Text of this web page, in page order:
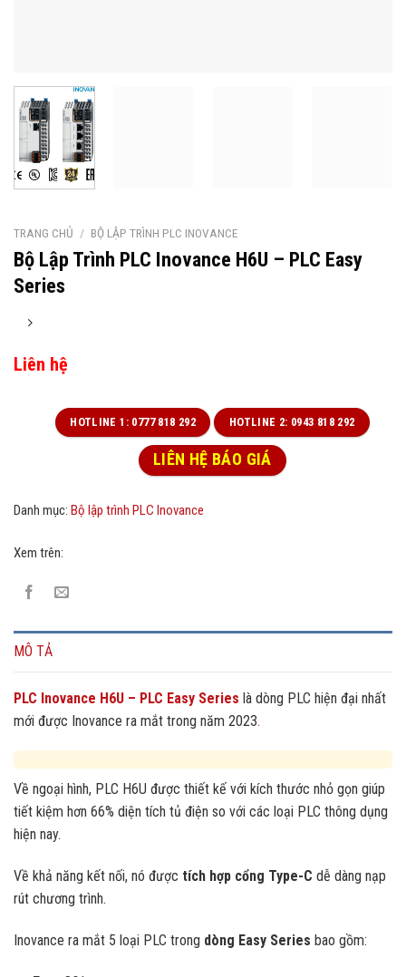
TRANG CHỦ / BỘ LẬP TRÌNH PLC INOVANCE
Bộ Lập Trình PLC Inovance H6U – PLC Easy
Series
Liên hệ
HOTLINE 1: 0777 818 292 HOTLINE 2: 0943 818 292
LIÊN HỆ BÁO GIÁ
Danh mục: Bộ lập trình PLC Inovance
Xem trên:
MÔ TẢ
PLC Inovance H6U – PLC Easy Series là dòng PLC hiện đại nhất
mới được Inovance ra mắt trong năm 2023.
Về ngoại hình, PLC H6U được thiết kế với kích thước nhỏ gọn giúp
tiết kiệm hơn 66% diện tích tủ điện so với các loại PLC thông dụng
hiện nay.
Về khả năng kết nối, nó được tích hợp cổng Type-C dễ dàng nạp
rút chương trình.
Inovance ra mắt 5 loại PLC trong dòng Easy Series bao gồm: